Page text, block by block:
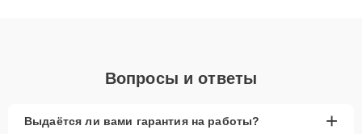
Вопросы и ответы
Выдаётся ли вами гарантия на работы? +